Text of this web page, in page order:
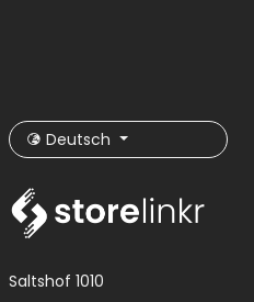
Deutsch
Saltshof 1010